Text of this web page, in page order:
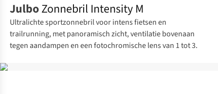
JulboZonnebril Intensity M
Ultralichte sportzonnebril voor intens fietsen en
trailrunning, met panoramisch zicht, ventilatie bovenaan
tegen aandampen en een fotochromische lens van 1 tot 3.